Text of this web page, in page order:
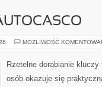
MOŻLIWOŚĆ
Rzetelne dorabianie
osób okazuje się